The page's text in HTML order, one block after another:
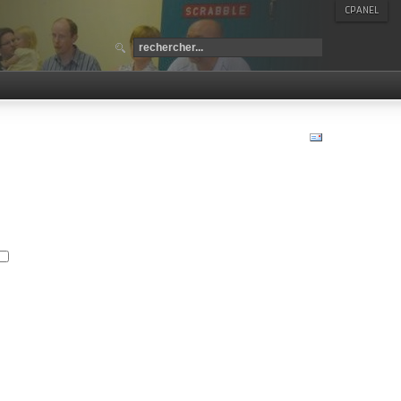
CPANEL